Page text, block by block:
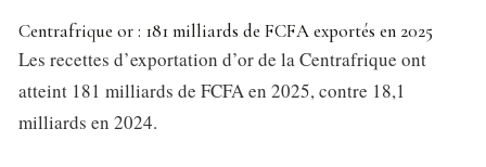
Centrafrique or : 181 milliards de FCFA exportés en 2025
Les recettes d’exportation d’or de la Centrafrique ont
atteint 181 milliards de FCFA en 2025, contre 18,1
milliards en 2024.